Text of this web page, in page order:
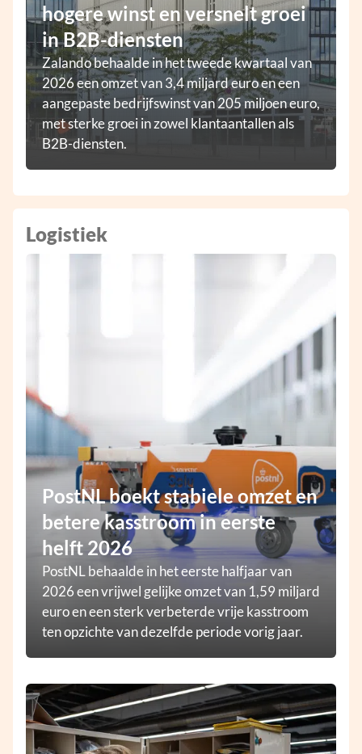
hogere winst en versnelt groei
in B2B-diensten
Zalando behaalde in het tweede kwartaal van
2026 een omzet van 3,4 miljard euro en een
aangepaste bedrijfswinst van 205 miljoen euro,
met sterke groei in zowel klantaantallen als
B2B-diensten.
Logistiek
PostNL boekt stabiele omzet en
betere kasstroom in eerste
helft 2026
PostNL behaalde in het eerste halfjaar van
2026 een vrijwel gelijke omzet van 1,59 miljard
euro en een sterk verbeterde vrije kasstroom
ten opzichte van dezelfde periode vorig jaar.